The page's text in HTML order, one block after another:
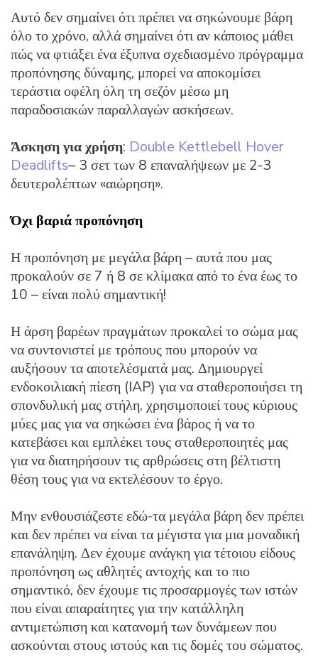
Αυτό δεν σημαίνει ότι πρέπει να σηκώνουμε βάρη
όλο το χρόνο, αλλά σημαίνει ότι αν κάποιος μάθει
πώς να φτιάξει ένα έξυπνα σχεδιασμένο πρόγραμμα
προπόνησης δύναμης, μπορεί να αποκομίσει
τεράστια οφέλη όλη τη σεζόν μέσω μη
παραδοσιακών παραλλαγών ασκήσεων.
Άσκηση για χρήση: Double Kettlebell Hover
Deadlifts– 3 σετ των 8 επαναλήψεων με 2-3
δευτερολέπτων «αιώρηση».
Όχι βαριά προπόνηση
Η προπόνηση με μεγάλα βάρη – αυτά που μας
προκαλούν σε 7 ή 8 σε κλίμακα από το ένα έως το
10 – είναι πολύ σημαντική!
Η άρση βαρέων πραγμάτων προκαλεί το σώμα μας
να συντονιστεί με τρόπους που μπορούν να
αυξήσουν τα αποτελέσματά μας. Δημιουργεί
ενδοκοιλιακή πίεση (IAP) για να σταθεροποιήσει τη
σπονδυλική μας στήλη, χρησιμοποιεί τους κύριους
μύες μας για να σηκώσει ένα βάρος ή να το
κατεβάσει και εμπλέκει τους σταθεροποιητές μας
για να διατηρήσουν τις αρθρώσεις στη βέλτιστη
θέση τους για να εκτελέσουν το έργο.
Μην ενθουσιάζεστε εδώ-τα μεγάλα βάρη δεν πρέπει
και δεν πρέπει να είναι τα μέγιστα για μια μοναδική
επανάληψη. Δεν έχουμε ανάγκη για τέτοιου είδους
προπόνηση ως αθλητές αντοχής και το πιο
σημαντικό, δεν έχουμε τις προσαρμογές των ιστών
που είναι απαραίτητες για την κατάλληλη
αντιμετώπιση και κατανομή των δυνάμεων που
ασκούνται στους ιστούς και τις δομές του σώματος.